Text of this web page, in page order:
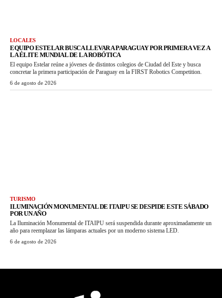
LOCALES
EQUIPO ESTELAR BUSCA LLEVAR A PARAGUAY POR PRIMERA VEZ A
LA ÉLITE MUNDIAL DE LA ROBÓTICA
El equipo Estelar reúne a jóvenes de distintos colegios de Ciudad del Este y busca
concretar la primera participación de Paraguay en la FIRST Robotics Competition.
6 de agosto de 2026
TURISMO
ILUMINACIÓN MONUMENTAL DE ITAIPU SE DESPIDE ESTE SÁBADO
POR UN AÑO
La Iluminación Monumental de ITAIPU será suspendida durante aproximadamente un
año para reemplazar las lámparas actuales por un moderno sistema LED.
6 de agosto de 2026